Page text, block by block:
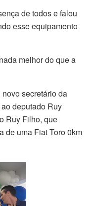
de todos e falou
esse equipamento
melhor do que a
secretário da
deputado Ruy
Ruy Filho, que
de uma Fiat Toro 0km